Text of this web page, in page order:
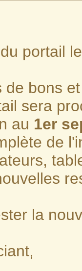
portail
de bons
sera
au 1er
de
la